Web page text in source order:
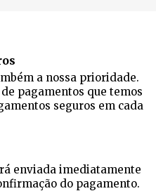
a nossa prioridade.
pagamentos que temos
seguros em cada
enviada imediatamente
do pagamento.